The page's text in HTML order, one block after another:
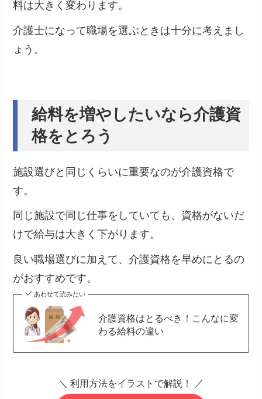
料は大きく変わります。
介護士になって職場を選ぶときは十分に考えまし
ょう。
給料を増やしたいなら介護資
格をとろう
施設選びと同じくらいに重要なのが介護資格で
す。
同じ施設で同じ仕事をしていても、 資格がないだ
けで給与は大きく下がります。
良い職場選びに加えて、介護資格を早めにとるの
がおすすめです。
あわせて読みたい
介護資格はとるべき！こんなに変
わる給料の違い
＼ 利用方法をイラストで解説！ ／